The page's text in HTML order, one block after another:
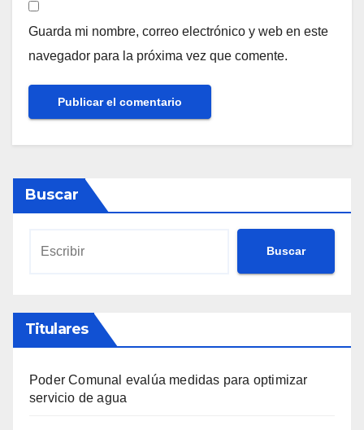
Guarda mi nombre, correo electrónico y web en este
navegador para la próxima vez que comente.
Buscar
Buscar
Titulares
Poder Comunal evalúa medidas para optimizar
servicio de agua